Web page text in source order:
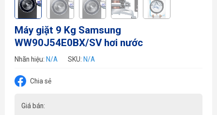
Máy giặt 9 Kg Samsung
WW90J54E0BX/SV hơi nước
Nhãn hiệu: N/A SKU: N/A
Chia sẻ
Giá bán: